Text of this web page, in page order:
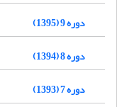
دوره 9 (1395)
دوره 8 (1394)
دوره 7 (1393)